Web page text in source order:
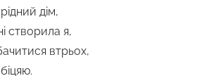
дім,
створила я,
втрьох,